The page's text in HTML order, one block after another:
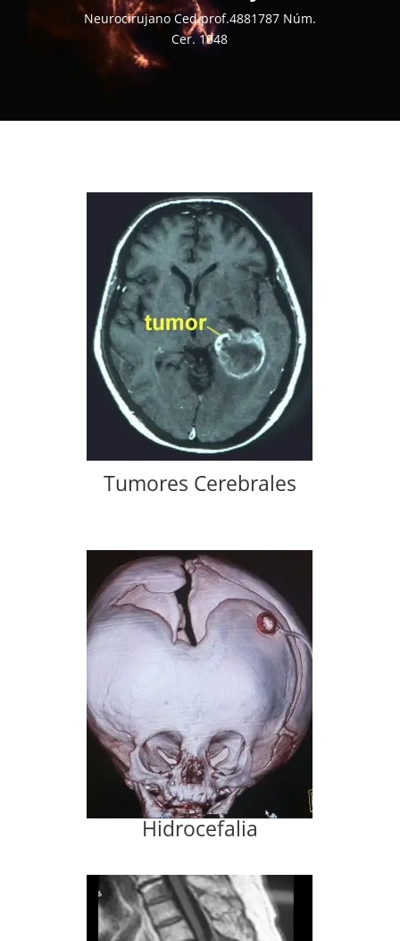
Neurocirujano Ced.prof.4881787 Núm.
Cer. 1048
Tumores Cerebrales
Hidrocefalia